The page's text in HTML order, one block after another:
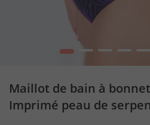
1 2 3 4 5
Maillot de bain à
Imprimé peau de